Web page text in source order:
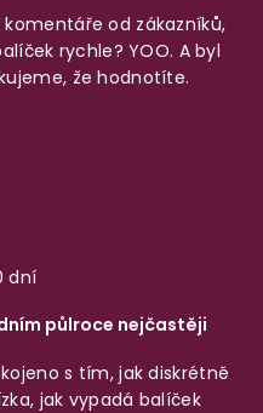
od zákazníků,
rychle? YOO. A byl
že hodnotíte.
dní
půlroce nejčastěji
s tím, jak diskrétně
jak vypadá balíček